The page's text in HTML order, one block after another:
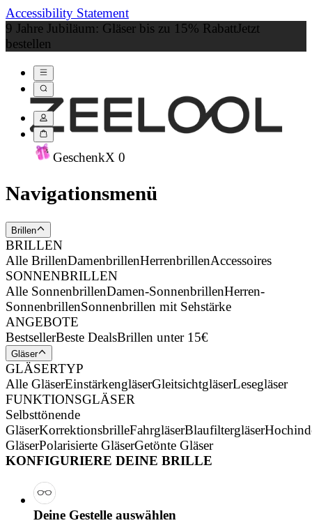
Accessibility Statement
9 Jahre Jubiläum: Gläser bis zu 15% RabattJetzt
bestellen
GeschenkX 0
Navigationsmenü
Brillen
BRILLEN
Alle BrillenDamenbrillenHerrenbrillenAccessoires
SONNENBRILLEN
Alle SonnenbrillenDamen-SonnenbrillenHerren-
SonnenbrillenSonnenbrillen mit Sehstärke
ANGEBOTE
BestsellerBeste DealsBrillen unter 15€
Gläser
GLÄSERTYP
Alle GläserEinstärkengläserGleitsichtgläserLesegläser
FUNKTIONSGLÄSER
Selbsttönende
GläserKorrektionsbrilleFahrgläserBlaufiltergläser
GläserPolarisierte GläserGetönte Gläser
KONFIGURIERE DEINE BRILLE
Deine Gestelle auswählen